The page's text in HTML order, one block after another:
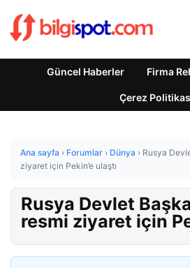
Güncel Haberler Firma
Çerez
Ana sayfa › Forumlar › Dünya › Rusya
ziyaret için Pekin’e ulaştı
Rusya Devlet
resmi ziyaret için